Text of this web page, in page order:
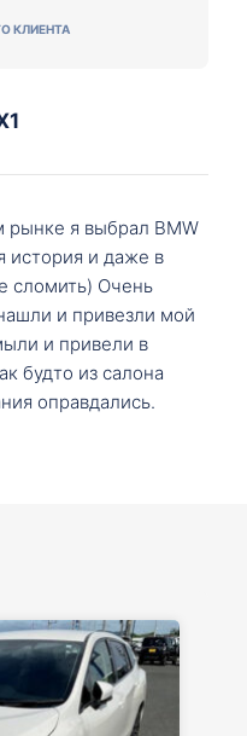
КЛИЕНТА
рынке я выбрал BMW
история и даже в
сломить) Очень
и привезли мой
и привели в
будто из салона
оправдались.